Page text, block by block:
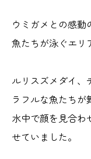
ウミガメとの感
魚たちが泳ぐエリ
ルリスズメダイ
ラフルな魚たち
水中で顔を見合わ
せていました。